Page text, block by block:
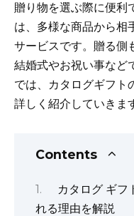
c
e
b
o
o
it
te
r
ai
l
贈り物を選ぶ際に便利
は、多様な商品から相
サービスです。贈る側
結婚式やお祝い事など
では、カタログギフト
詳しく紹介していきま
Contents
カタログ ギフ
れる理由を解説